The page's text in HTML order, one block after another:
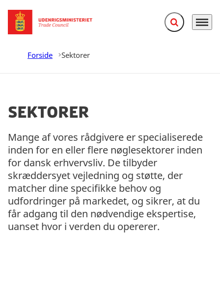
Gå til forsiden Fold søgefelt ud
Menu
Forside Sektorer
Sektorer
Mange af vores rådgivere er specialiserede
inden for en eller flere nøglesektorer inden
for dansk erhvervsliv. De tilbyder
skræddersyet vejledning og støtte, der
matcher dine specifikke behov og
udfordringer på markedet, og sikrer, at du
får adgang til den nødvendige ekspertise,
uanset hvor i verden du opererer.